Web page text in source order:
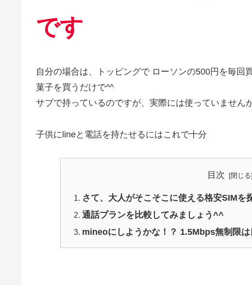
です
自分の場合は、トッピングで ローソンの500円を毎回
菓子を買うだけで^^
サブで持っているのですが、実際には使っていません
子供にlineと電話を持たせるにはこれで十分
目次
さて、大人がそこそこに使える格安SIMを
通話プランを比較してみましょう^^
mineoにしようかな！？ 1.5Mbps無制限は